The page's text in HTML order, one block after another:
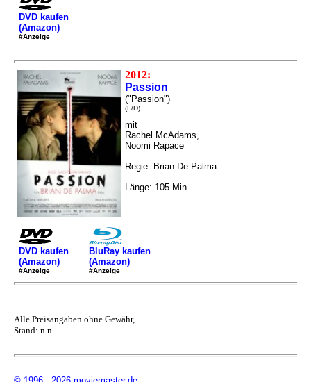
DVD kaufen
(Amazon)
#Anzeige
2012:
Passion
("Passion")
(F/D)
mit
Rachel McAdams,
Noomi Rapace
Regie: Brian De Palma
Länge: 105 Min.
DVD kaufen
(Amazon)
#Anzeige
BluRay kaufen
(Amazon)
#Anzeige
Alle Preisangaben ohne Gewähr,
Stand: n.n.